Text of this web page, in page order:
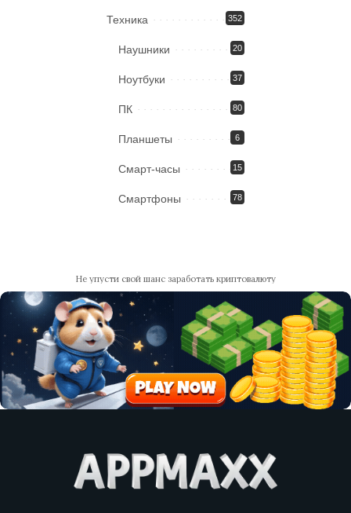
Техника 352
Наушники 20
Ноутбуки 37
ПК 80
Планшеты 6
Смарт-часы 15
Смартфоны 78
Не упусти свой шанс заработать криптовалюту